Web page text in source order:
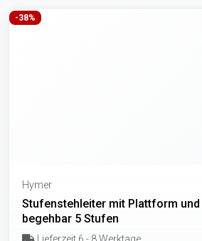
-38%
Hymer
Stufenstehleiter mit Plattform
begehbar 5 Stufen
Lieferzeit 6 - 8 Werktage